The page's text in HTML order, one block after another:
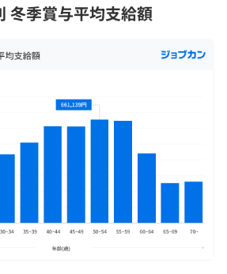
冬季賞与平均支給額